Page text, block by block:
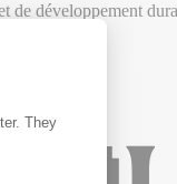
:
They
de développement